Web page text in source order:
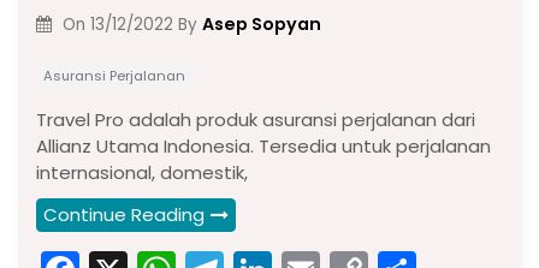
On 13/12/2022 By Asep Sopyan
Asuransi Perjalanan
Travel Pro adalah produk asuransi perjalanan dari
Allianz Utama Indonesia. Tersedia untuk perjalanan
internasional, domestik,
Continue Reading